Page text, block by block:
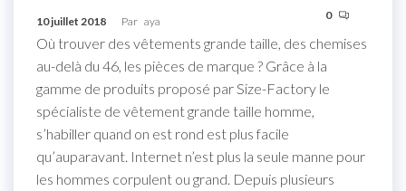
10 juillet 2018 Par aya 0
Où trouver des vêtements grande taille, des chemises
au-delà du 46, les pièces de marque ? Grâce à la
gamme de produits proposé par Size-Factory le
spécialiste de vêtement grande taille homme,
s’habiller quand on est rond est plus facile
qu’auparavant. Internet n’est plus la seule manne pour
les hommes corpulent ou grand. Depuis plusieurs